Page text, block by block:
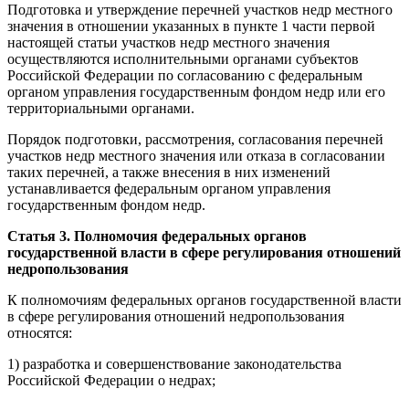
Подготовка и утверждение перечней участков недр местного
значения в отношении указанных в пункте 1 части первой
настоящей статьи участков недр местного значения
осуществляются исполнительными органами субъектов
Российской Федерации по согласованию с федеральным
органом управления государственным фондом недр или его
территориальными органами.
Порядок подготовки, рассмотрения, согласования перечней
участков недр местного значения или отказа в согласовании
таких перечней, а также внесения в них изменений
устанавливается федеральным органом управления
государственным фондом недр.
Статья 3. Полномочия федеральных органов
государственной власти в сфере регулирования отношений
недропользования
К полномочиям федеральных органов государственной власти
в сфере регулирования отношений недропользования
относятся:
1) разработка и совершенствование законодательства
Российской Федерации о недрах;